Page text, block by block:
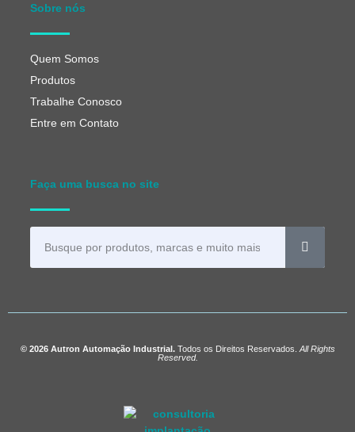
Sobre nós
Quem Somos
Produtos
Trabalhe Conosco
Entre em Contato
Faça uma busca no site
© 2026 Autron Automação Industrial.Todos os Direitos Reservados. All Rights
Reserved.